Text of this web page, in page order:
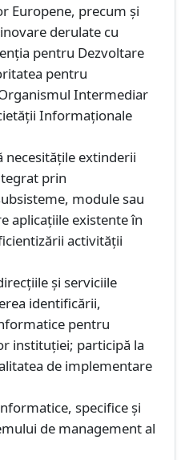
Europene, precum şi
derulate cu
pentru Dezvoltare
pentru
Intermediar
Informaționale
necesităţile extinderii
prin
module sau
aplicaţiile existente în
activităţii
și serviciile
identificării,
pentru
instituţiei; participă la
de implementare
specifice şi
de management al